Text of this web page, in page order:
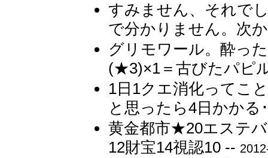
すみません、それで
で分かりません。次
グリモワール。酔っ
(★3)×1＝古びたパピ
1日1クエ消化ってこ
と思ったら4日かか
黄金都市★20エステ
12財宝14視認10 --